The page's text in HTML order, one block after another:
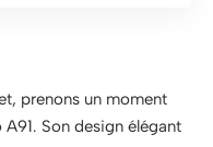
prenons un moment
Son design élégant